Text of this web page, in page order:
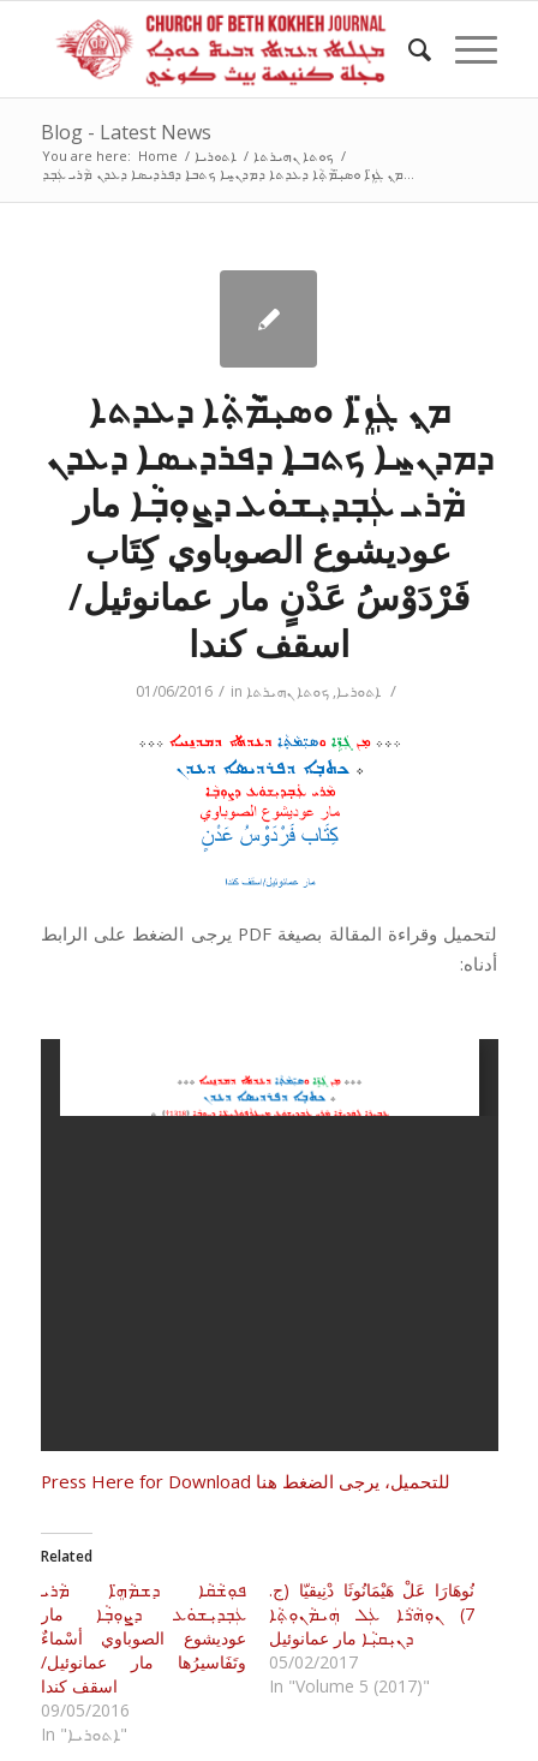
Blog - Latest News
You are here: Home / ܐܬܘܪܝܐ / ܟܘܬܐ ܢܗܝܪܬܐ /
ܡ̣ܢ ܓܲܙܸ̈ܐ ܘܣܝܼ̈ܡܵܬ݂ܵܐ ܕܥܕܬܐ ܕܡܕܢ̱ܚܐ ܟܬܒ̣ܐ ܕܦܪܕܝܣܐ ܕܥܕܢ ܡܵܪܝ ܥܲܒ݂ܕ...
ܡ̣ܢ ܓܲܙܸ̈ܐ ܘܣܝܼ̈ܡܵܬ݂ܵܐ ܕܥܕܬܐ
ܕܡܕܢ̱ܚܐ ܟܬܒ̣ܐ ܕܦܪܕܝܣܐ ܕܥܕܢ
ܡܵܪܝ ܥܲܒ݂ܕܝܼܫܘܿܥ ܕܨܘܼܒ݂ܵܐ مار
عوديشوع الصوباوي كِتَاب
فَرْدَوْسُ عَدْنٍ مار عمانوئيل/
اسقف كندا
01/06/2016 / in ܐܬܘܪܝܐ,ܟܘܬܐ ܢܗܝܪܬܐ /
لتحميل وقراءة المقالة بصيغة PDF يرجى الضغط على الرابط
أدناه:
Press Here for Download للتحميل، يرجى الضغط هنا
Related
ܦܘܼܫܵܩܵܐ ܕܫܡܵܗܸ̈ܐ ܡܵܪܝ
ܥܲܒ݂ܕܝܼܫܘܿܥ ܕܨܘܼܒ݂ܵܐ مار
عوديشوع الصوباوي أسْماءٌ
وتَفَاسيرُها مار عمانوئيل/
اسقف كندا
09/05/2016
In "ܐܬܘܪܝܐ"
نُوهَارَا عَلْ هَيْمَانُوثَا دْنِيقيّا (ج.
7) ܢܘܼܗܵܪܵܐ ܥܲܠ ܗܲܝܡܵܢܘܼܬ݂ܵܐ
ܕܢܝܼܩܝܼܵܐ مار عمانوئيل
05/02/2017
In "Volume 5 (2017)"